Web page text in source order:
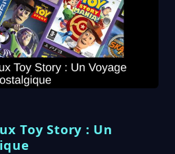
Toy Story : Un